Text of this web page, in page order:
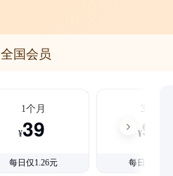
全国会员
1个月
¥39
每日仅1.26元
3个月
¥99
每日仅1.08元